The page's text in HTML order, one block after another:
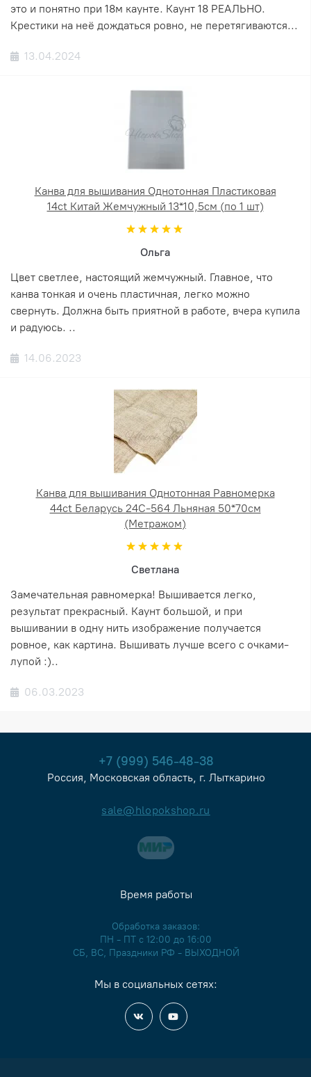
это и понятно при 18м каунте. Каунт 18 РЕАЛЬНО.
Крестики на неё дождаться ровно, не перетягиваются...
13.04.2024
Канва для вышивания Однотонная Пластиковая
14ct Китай Жемчужный 13*10,5см (по 1 шт)
Ольга
Цвет светлее, настоящий жемчужный. Главное, что
канва тонкая и очень пластичная, легко можно
свернуть. Должна быть приятной в работе, вчера купила
и радуюсь. ..
14.06.2023
Канва для вышивания Однотонная Равномерка
44ct Беларусь 24С-564 Льняная 50*70см
(Метражом)
Светлана
Замечательная равномерка! Вышивается легко,
результат прекрасный. Каунт большой, и при
вышивании в одну нить изображение получается
ровное, как картина. Вышивать лучше всего с очками-
лупой :)..
06.03.2023
+7 (999) 546-48-38
Россия, Московская область, г. Лыткарино
sale@hlopokshop.ru
Время работы
Обработка заказов:
ПН - ПТ с 12:00 до 16:00
СБ, ВС, Праздники РФ - ВЫХОДНОЙ
Мы в социальных сетях: